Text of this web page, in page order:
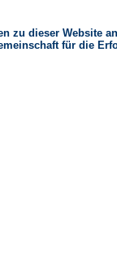
zu dieser Website
für die